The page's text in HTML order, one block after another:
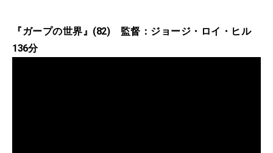
『ガープの世界』(82) 監督：ジョージ・ロイ・ヒル
136分